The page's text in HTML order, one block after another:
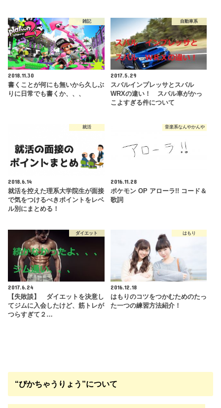
雑記
2018.11.30
書くことが何にも無いから久しぶ
りに日常でも書くか、、、
自動車系
2017.5.29
スバルインプレッサとスバル
WRXの違い！ スバル車がかっ
こよすぎる件について
就活
2018.6.14
就活を控えた理系大学院生が面接
で気をつけるべきポイントをレベ
ル別にまとめる！
音楽系なんやかんや
2016.11.28
ポケモン OP アローラ!! コード＆
歌詞
ダイエット
2017.6.24
【失敗談】 ダイエットを決意し
てジムに入会したけど、筋トレが
つらすぎて２…
はもり
2016.12.18
はもりのコツをつかむためのたっ
た一つの練習方法紹介！
“ぴかちゃうりょう”について